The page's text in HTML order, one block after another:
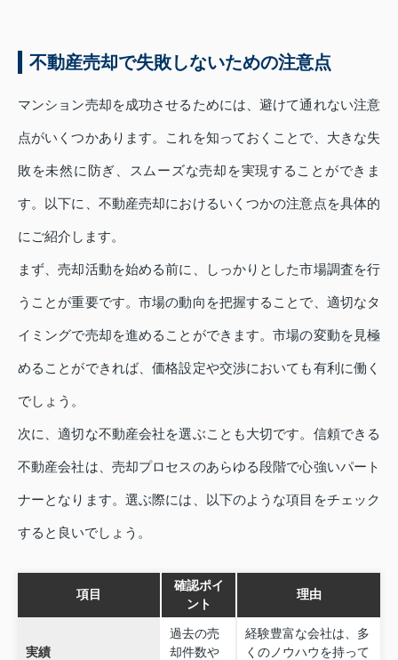
不動産売却で失敗しないための注意点
マンション売却を成功させるためには、避けて通れない注意
点がいくつかあります。これを知っておくことで、大きな失
敗を未然に防ぎ、スムーズな売却を実現することができま
す。以下に、不動産売却におけるいくつかの注意点を具体的
にご紹介します。
まず、売却活動を始める前に、しっかりとした市場調査を行
うことが重要です。市場の動向を把握することで、適切なタ
イミングで売却を進めることができます。市場の変動を見極
めることができれば、価格設定や交渉においても有利に働く
でしょう。
次に、適切な不動産会社を選ぶことも大切です。信頼できる
不動産会社は、売却プロセスのあらゆる段階で心強いパート
ナーとなります。選ぶ際には、以下のような項目をチェック
すると良いでしょう。
項目
確認ポイ
ント
理由
実績
過去の売
却件数や
経験豊富な会社は、多
くのノウハウを持って